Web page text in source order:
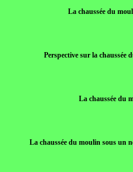
La chaussée du
Perspective sur la chaussée
La chaussée du
La chaussée du moulin sous un